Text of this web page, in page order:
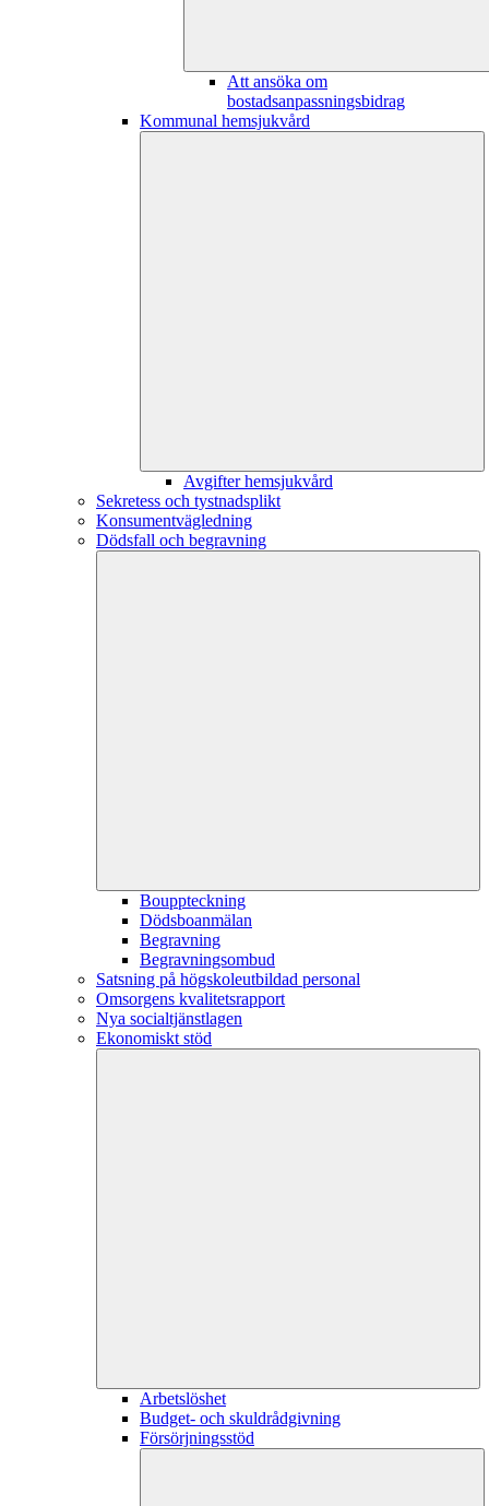
Att ansöka om
bostadsanpassningsbidrag
Kommunal hemsjukvård
Avgifter hemsjukvård
Sekretess och tystnadsplikt
Konsumentvägledning
Dödsfall och begravning
Bouppteckning
Dödsboanmälan
Begravning
Begravningsombud
Satsning på högskoleutbildad personal
Omsorgens kvalitetsrapport
Nya socialtjänstlagen
Ekonomiskt stöd
Arbetslöshet
Budget- och skuldrådgivning
Försörjningsstöd